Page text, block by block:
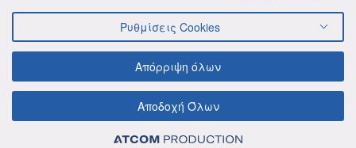
© 2018 FREZYDERM A.B.Ε.E. ALL RIGHTS RESERVED
ΟΡΟΙ ΚΑΙ ΠΡΟΫΠΟΘΕΣΕΙΣ
ΠΟΛΙΤΙΚΗ ΓΙΑ ΤΟΝ ΑΝΤΑΓΩΝΙΣΜΟ
ΠΟΛΙΤΙΚΗ ΕΣΩΤΕΡΙΚΩΝ ΑΝΑΦΟΡΩΝ & ΚΑΤΑΓΓΕΛΙΩΝ (Ν. 4990/22)
ΠΟΛΙΤΙΚΗ ΑΠΟΡΡΗΤΟΥ ΤΗΣ FREZYDERM
Ρυθμίσεις Cookies
Απόρριψη όλων
Αποδοχή Όλων